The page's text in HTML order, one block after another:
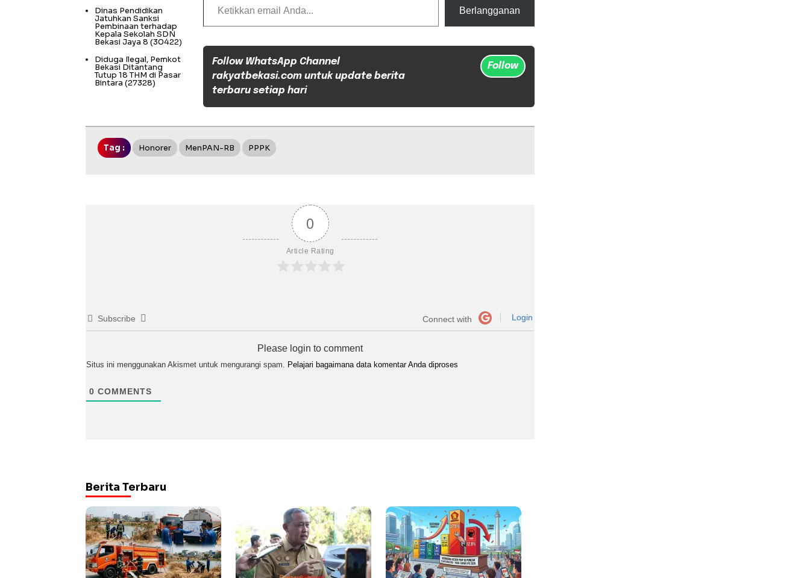
Berlangganan
Follow WhatsApp Channel
rakyatbekasi.com untuk update berita
terbaru setiap hari
Follow
Dinas Pendidikan
Jatuhkan Sanksi
Pembinaan terhadap
Kepala Sekolah SDN
Bekasi Jaya 8 (30422)
Diduga Ilegal, Pemkot
Bekasi Ditantang
Tutup 18 THM di Pasar
Bintara (27328)
Tag : Honorer MenPAN-RB PPPK
0
Article Rating
Subscribe Connect with Login
Please login to comment
Situs ini menggunakan Akismet untuk mengurangi spam. Pelajari bagaimana data komentar Anda diproses
0 COMMENTS
Berita Terbaru